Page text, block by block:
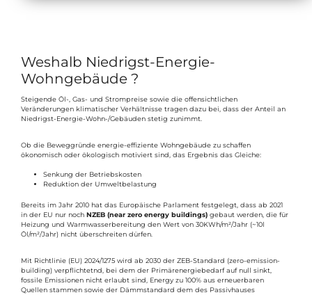
Weshalb Niedrigst-Energie-
Wohngebäude ?
Steigende Öl-, Gas- und Strompreise sowie die offensichtlichen
Veränderungen klimatischer Verhältnisse tragen dazu bei, dass der Anteil an
Niedrigst-Energie-Wohn-/Gebäuden stetig zunimmt.
Ob die Beweggründe energie-effiziente Wohngebäude zu schaffen
ökonomisch oder ökologisch motiviert sind, das Ergebnis das Gleiche:
Senkung der Betriebskosten
Reduktion der Umweltbelastung
Bereits im Jahr 2010 hat das Europäische Parlament festgelegt, dass ab 2021
in der EU nur nochNZEB (near zero energy buildings) gebaut werden, die für
Heizung und Warmwasserbereitung den Wert von 30KWh/m²/Jahr (~10l
Öl/m²/Jahr) nicht überschreiten dürfen.
Mit Richtlinie (EU) 2024/1275 wird ab 2030 der ZEB-Standard (zero-emission-
building) verpflichtetnd, bei dem der Primärenergiebedarf auf null sinkt,
fossile Emissionen nicht erlaubt sind, Energy zu 100% aus erneuerbaren
Quellen stammen sowie der Dämmstandard dem des Passivhauses